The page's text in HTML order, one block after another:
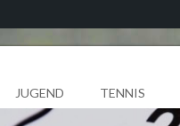
JUGEND TENNIS